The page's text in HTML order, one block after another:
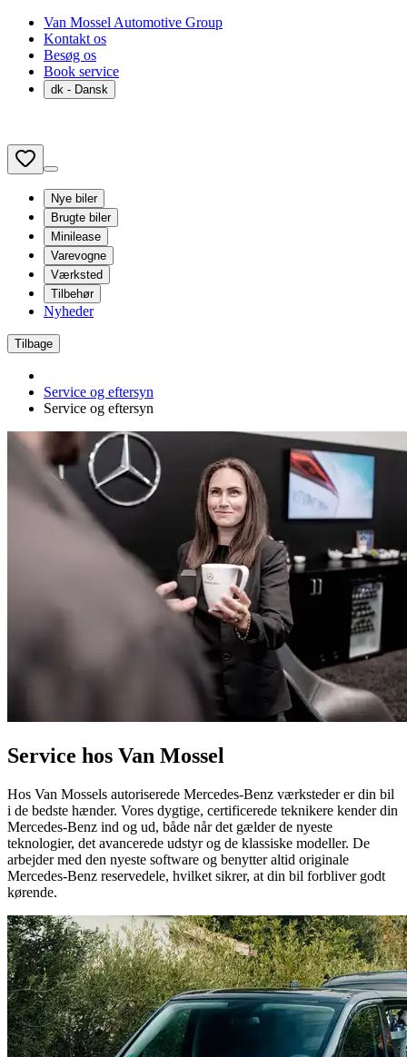
Van Mossel Automotive Group
Kontakt os
Besøg os
Book service
dk - Dansk
Nye biler
Brugte biler
Minilease
Varevogne
Værksted
Tilbehør
Nyheder
Tilbage
Service og eftersyn
Service og eftersyn
Service hos Van Mossel
Hos Van Mossels autoriserede Mercedes-Benz værksteder er din bil
i de bedste hænder. Vores dygtige, certificerede teknikere kender din
Mercedes-Benz ind og ud, både når det gælder de nyeste
teknologier, det avancerede udstyr og de klassiske modeller. De
arbejder med den nyeste software og benytter altid originale
Mercedes-Benz reservedele, hvilket sikrer, at din bil forbliver godt
kørende.